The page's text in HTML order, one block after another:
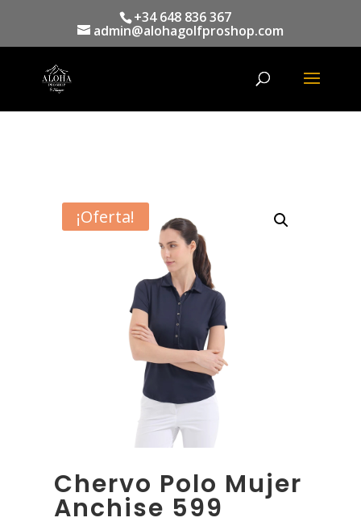
+34 648 836 367
admin@alohagolfproshop.com
productos
¡Oferta!
Chervo Polo Mujer
Anchise 599